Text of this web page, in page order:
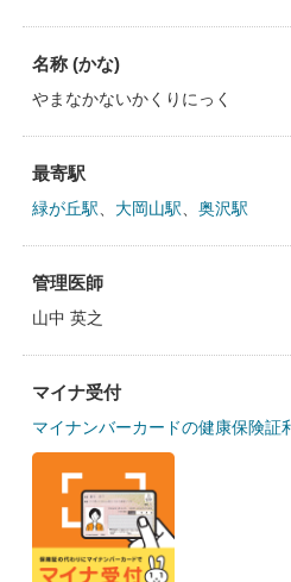
名称 (かな)
やまなかないかくりにっく
最寄駅
緑が丘駅 大岡山駅 奥沢駅
管理医師
山中 英之
マイナ受付
マイナンバーカードの健康保険証